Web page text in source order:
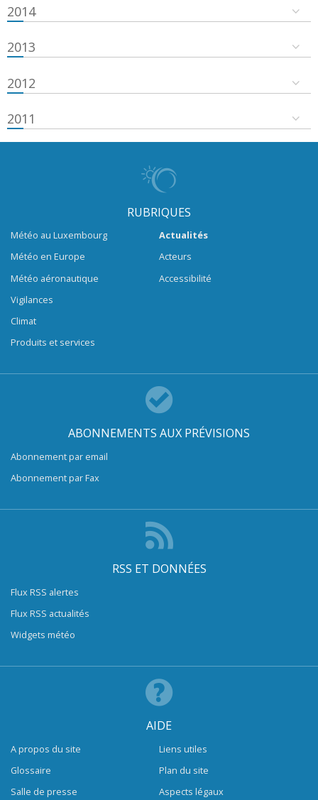
2014
2013
2012
2011
RUBRIQUES
Météo au Luxembourg
Météo en Europe
Météo aéronautique
Vigilances
Climat
Produits et services
Actualités
Acteurs
Accessibilité
ABONNEMENTS AUX PRÉVISIONS
Abonnement par email
Abonnement par Fax
RSS ET DONNÉES
Flux RSS alertes
Flux RSS actualités
Widgets météo
AIDE
A propos du site
Glossaire
Salle de presse
Liens utiles
Plan du site
Aspects légaux